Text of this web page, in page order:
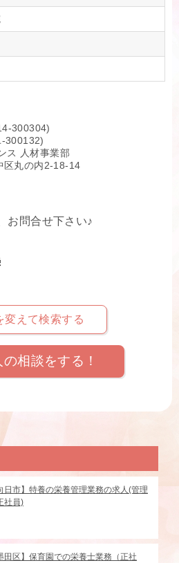
300304)
300132)
ス 人材事業部
丸の内2-18-14
お問合せ下さい♪
変えて検索する
相談をする！
日市】特養の栄養管理業務の求人(管理
社員)
田区】保育園での栄養士業務（正社